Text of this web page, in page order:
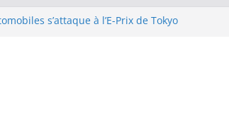
s’attaque à l’E-Prix de Tokyo
un temple de l’art de vivre automobile
Top 10 et dénouement doux-amer
frustrante pour DS PENSKE malgré